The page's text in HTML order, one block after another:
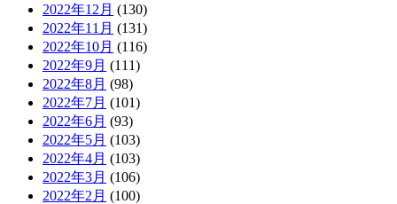
2022年12月 (130)
2022年11月 (131)
2022年10月 (116)
2022年9月 (111)
2022年8月 (98)
2022年7月 (101)
2022年6月 (93)
2022年5月 (103)
2022年4月 (103)
2022年3月 (106)
2022年2月 (100)